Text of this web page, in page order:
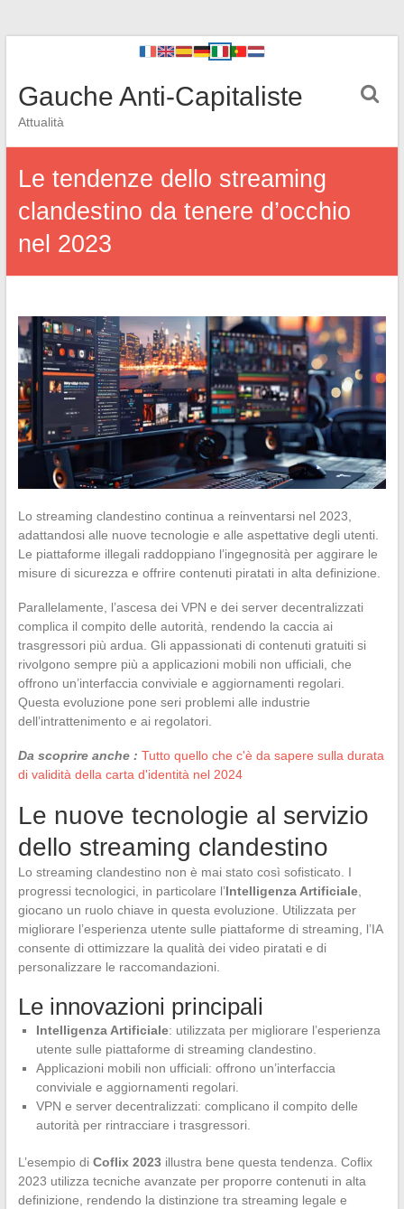
Gauche Anti-Capitaliste
Attualità
Le tendenze dello streaming
clandestino da tenere d’occhio
nel 2023
Lo streaming clandestino continua a reinventarsi nel 2023,
adattandosi alle nuove tecnologie e alle aspettative degli utenti.
Le piattaforme illegali raddoppiano l’ingegnosità per aggirare le
misure di sicurezza e offrire contenuti piratati in alta definizione.
Parallelamente, l’ascesa dei VPN e dei server decentralizzati
complica il compito delle autorità, rendendo la caccia ai
trasgressori più ardua. Gli appassionati di contenuti gratuiti si
rivolgono sempre più a applicazioni mobili non ufficiali, che
offrono un’interfaccia conviviale e aggiornamenti regolari.
Questa evoluzione pone seri problemi alle industrie
dell’intrattenimento e ai regolatori.
Da scoprire anche : Tutto quello che c'è da sapere sulla durata
di validità della carta d'identità nel 2024
Le nuove tecnologie al servizio
dello streaming clandestino
Lo streaming clandestino non è mai stato così sofisticato. I
progressi tecnologici, in particolare l’Intelligenza Artificiale,
giocano un ruolo chiave in questa evoluzione. Utilizzata per
migliorare l’esperienza utente sulle piattaforme di streaming, l’IA
consente di ottimizzare la qualità dei video piratati e di
personalizzare le raccomandazioni.
Le innovazioni principali
Intelligenza Artificiale: utilizzata per migliorare l’esperienza
utente sulle piattaforme di streaming clandestino.
Applicazioni mobili non ufficiali: offrono un’interfaccia
conviviale e aggiornamenti regolari.
VPN e server decentralizzati: complicano il compito delle
autorità per rintracciare i trasgressori.
L’esempio di Coflix 2023illustra bene questa tendenza. Coflix
2023 utilizza tecniche avanzate per proporre contenuti in alta
definizione, rendendo la distinzione tra streaming legale e